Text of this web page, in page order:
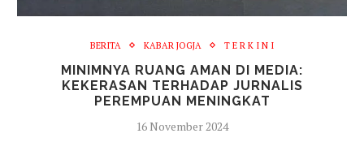
BERITA KABAR JOGJA T E R K I N I
MINIMNYA RUANG AMAN DI MEDIA:
KEKERASAN TERHADAP JURNALIS
PEREMPUAN MENINGKAT
16 November 2024